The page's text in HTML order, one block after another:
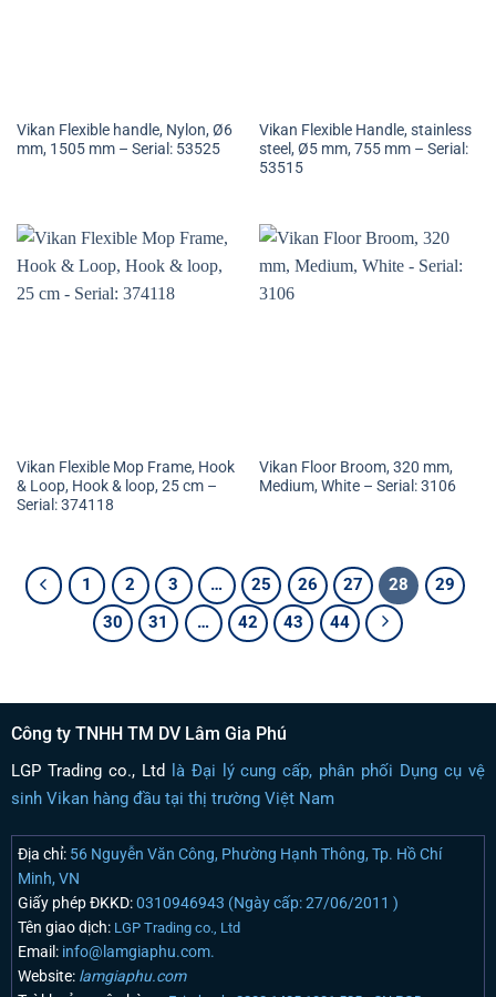
Vikan Flexible handle, Nylon, Ø6
mm, 1505 mm – Serial: 53525
Vikan Flexible Handle, stainless
steel, Ø5 mm, 755 mm – Serial:
53515
Vikan Flexible Mop Frame, Hook
& Loop, Hook & loop, 25 cm –
Serial: 374118
Vikan Floor Broom, 320 mm,
Medium, White – Serial: 3106
1 2 3 … 25 26 27 28
29
30
31 … 42 43 44
Công ty TNHH TM DV Lâm Gia Phú
LGP Trading co., Ltd là Đại lý cung cấp, phân phối Dụng cụ vệ
sinh Vikan hàng đầu tại thị trường Việt Nam
Địa chỉ:56 Nguyễn Văn Công, Phường Hạnh Thông, Tp. Hồ Chí
Minh, VN
Giấy phép ĐKKD:0310946943 (Ngày cấp: 27/06/2011 )
Tên giao dịch: LGP Trading co., Ltd
Email:info@lamgiaphu.com.
Website:lamgiaphu.com